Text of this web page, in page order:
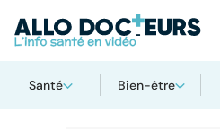
Santé Bien-être